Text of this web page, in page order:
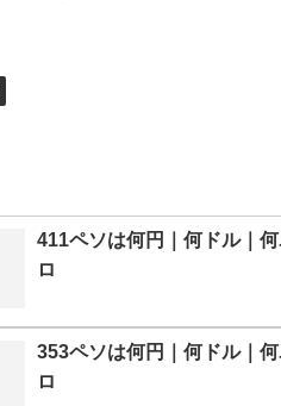
411ペソは何円｜何ドル｜
ロ
353ペソは何円｜何ドル｜
ロ